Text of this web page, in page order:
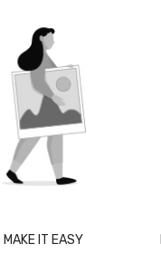
MAKE IT EASY